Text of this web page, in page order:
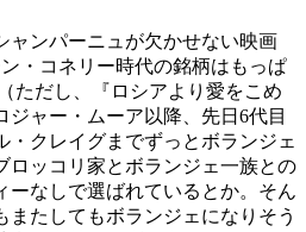
ャンパーニュが欠かせない映画
ン・コネリー時代の銘柄はもっぱ
ただし、『ロシアより愛をこめ
ャー・ムーア以降、先日6代目
・クレイグまでずっとボランジェ
ロッコリ家とボランジェ一族との
ーなしで選ばれているとか。そん
またしてもボランジェになりそう